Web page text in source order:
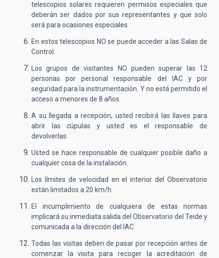
telescopios solares requieren permisos especiales que
deberán ser dados por sus representantes y que solo
será para ocasiones especiales.
En estos telescopios NO se puede acceder a las Salas de
Control.
Los grupos de visitantes NO pueden superar las 12
personas por personal responsable del IAC y por
seguridad para la instrumentación. Y no está permitido el
acceso a menores de 8 años.
A su llegada a recepción, usted recibirá las llaves para
abrir las cúpulas y usted es el responsable de
devolverlas.
Usted se hace responsable de cualquier posible daño a
cualquier cosa de la instalación.
Los límites de velocidad en el interior del Observatorio
están limitados a 20 km/h
El incumplimiento de cualquiera de estas normas
implicará su inmediata salida del Observatorio del Teide y
comunicada a la dirección del IAC
Todas las visitas deben de pasar por recepción antes de
comenzar la visita para recoger la acreditación de